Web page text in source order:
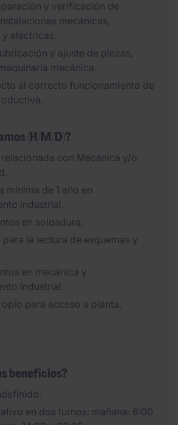
y verificación de
mecánicas,
eléctricas.
y ajuste de piezas,
mecánica.
al correcto funcionamiento de
(H/M/D)?
con Mecánica y/o
mínima de 1 año en
industrial.
en soldadura.
la lectura de esquemas y
en mecánica y
industrial.
para acceso a planta.
beneficios?
en dos turnos: mañana: 6:00